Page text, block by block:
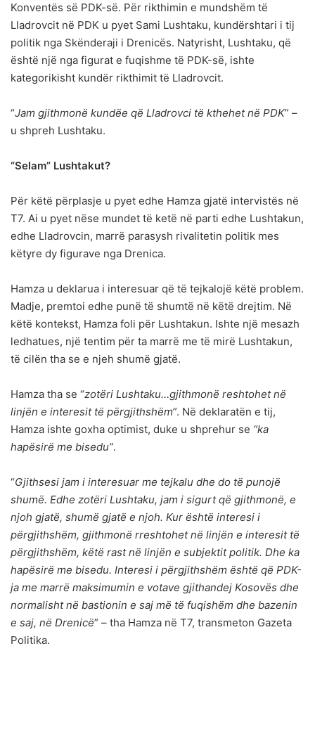
Konventës së PDK-së. Për rikthimin e mundshëm të
Lladrovcit në PDK u pyet Sami Lushtaku, kundërshtari i tij
politik nga Skënderaji i Drenicës. Natyrisht, Lushtaku, që
është një nga figurat e fuqishme të PDK-së, ishte
kategorikisht kundër rikthimit të Lladrovcit.
“Jam gjithmonë kundëe që Lladrovci të kthehet në PDK” –
u shpreh Lushtaku.
“Selam” Lushtakut?
Për këtë përplasje u pyet edhe Hamza gjatë intervistës në
T7. Ai u pyet nëse mundet të ketë në parti edhe Lushtakun,
edhe Lladrovcin, marrë parasysh rivalitetin politik mes
këtyre dy figurave nga Drenica.
Hamza u deklarua i interesuar që të tejkalojë këtë problem.
Madje, premtoi edhe punë të shumtë në këtë drejtim. Në
këtë kontekst, Hamza foli për Lushtakun. Ishte një mesazh
ledhatues, një tentim për ta marrë me të mirë Lushtakun,
të cilën tha se e njeh shumë gjatë.
Hamza tha se “zotëri Lushtaku…gjithmonë reshtohet në
linjën e interesit të përgjithshëm”. Në deklaratën e tij,
Hamza ishte goxha optimist, duke u shprehur se “ka
hapësirë me bisedu”.
“Gjithsesi jam i interesuar me tejkalu dhe do të punojë
shumë. Edhe zotëri Lushtaku, jam i sigurt që gjithmonë, e
njoh gjatë, shumë gjatë e njoh. Kur është interesi i
përgjithshëm, gjithmonë rreshtohet në linjën e interesit të
përgjithshëm, këtë rast në linjën e subjektit politik. Dhe ka
hapësirë me bisedu. Interesi i përgjithshëm është që PDK-
ja me marrë maksimumin e votave gjithandej Kosovës dhe
normalisht në bastionin e saj më të fuqishëm dhe bazenin
e saj, në Drenicë” – tha Hamza në T7, transmeton Gazeta
Politika.